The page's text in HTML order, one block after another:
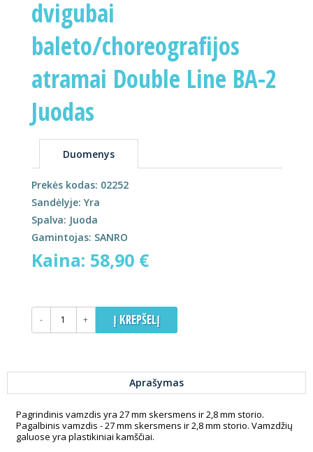
dvigubai
baleto/choreografijos
atramai Double Line BA-2
Juodas
Duomenys
Prekės kodas: 02252
Sandėlyje: Yra
Spalva: Juoda
Gamintojas: SANRO
Kaina: 58,90 €
- +
Aprašymas
Pagrindinis vamzdis yra 27 mm skersmens ir 2,8 mm storio.
Pagalbinis vamzdis - 27 mm skersmens ir 2,8 mm storio. Vamzdžių
galuose yra plastikiniai kamščiai.